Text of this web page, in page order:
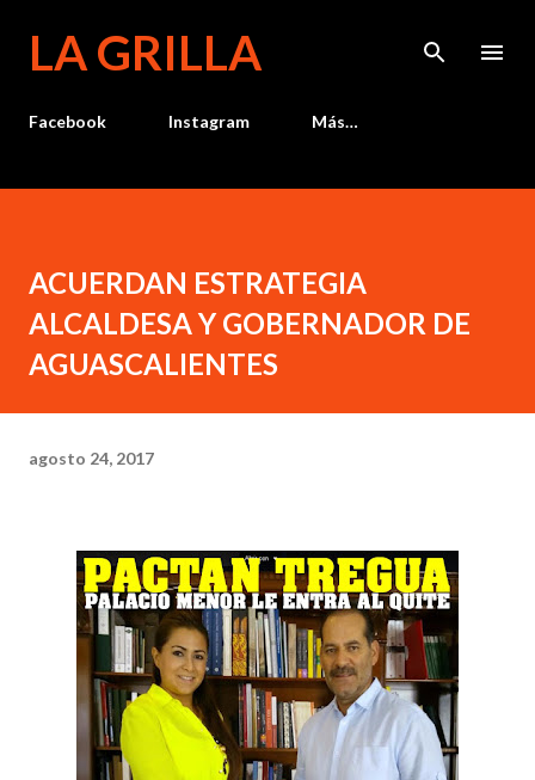
LA GRILLA
Facebook Instagram Más…
ACUERDAN ESTRATEGIA
ALCALDESA Y GOBERNADOR DE
AGUASCALIENTES
agosto 24, 2017